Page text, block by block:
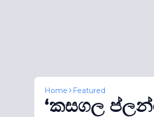
Home Featured
‘කසගල